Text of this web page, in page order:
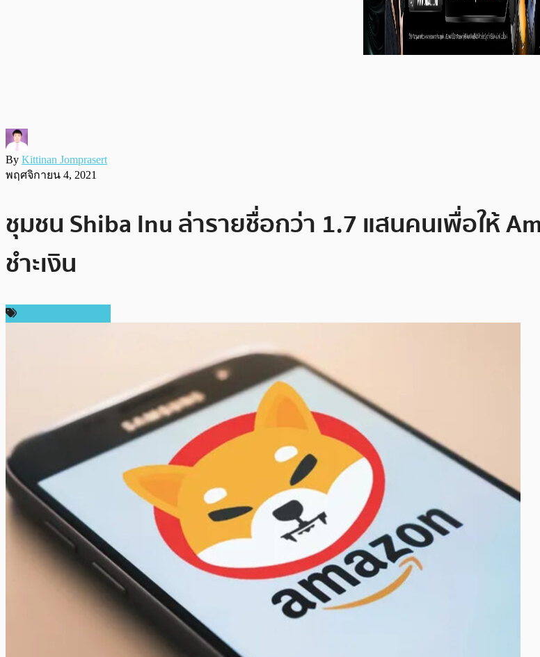
By Kittinan Jomprasert
พฤศจิกายน 4, 2021
ชุมชน Shiba Inu ล่ารายชื่อกว่า 1.7 แสนคนเพื่อให้
ชำะเงิน